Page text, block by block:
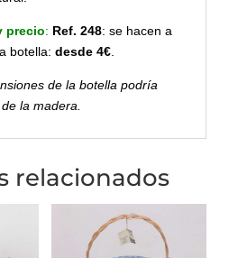
precio: Ref. 248: se hacen a
botella: desde 4€.
de la botella podría
la madera.
relacionados